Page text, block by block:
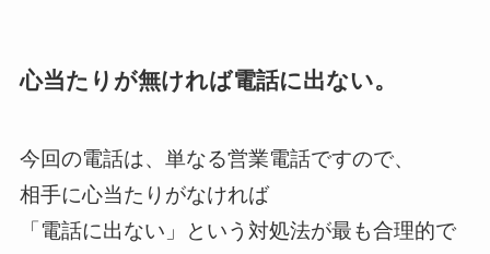
心当たりが無ければ電話に出ない。
今回の電話は、単なる営業電話ですので、
相手に心当たりがなければ
「電話に出ない」という対処法が最も合理的で